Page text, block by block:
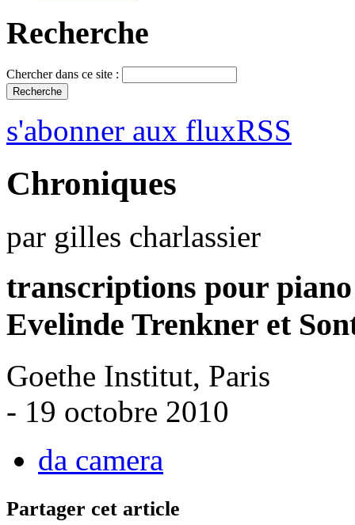
Recherche
Chercher dans ce site :
s'abonner aux fluxRSS
Chroniques
par gilles charlassier
transcriptions pour
Evelinde Trenkner et
Goethe Institut, Paris
- 19 octobre 2010
da camera
Partager cet article